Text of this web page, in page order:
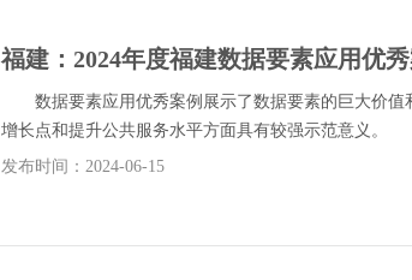
福建：2024年度福建数据要素应用优
数据要素应用优秀案例展示了数据要素的巨大价值
增长点和提升公共服务水平方面具有较强示范意义
发布时间：2024-06-15